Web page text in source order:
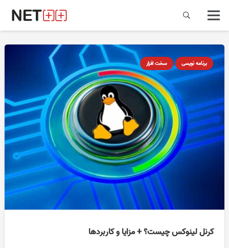
برنامه نویسی سخت افزار
کرنل لینوکس چیست؟ + مزایا و کاربردها